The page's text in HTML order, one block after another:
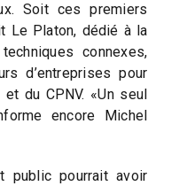
Soit ces premiers
Le Platon, dédié à la
connexes,
d’entreprises pour
du CPNV. «Un seul
encore Michel
public pourrait avoir